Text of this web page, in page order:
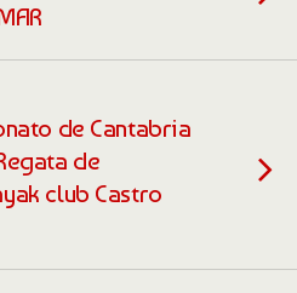
de Cantabria
de
club Castro